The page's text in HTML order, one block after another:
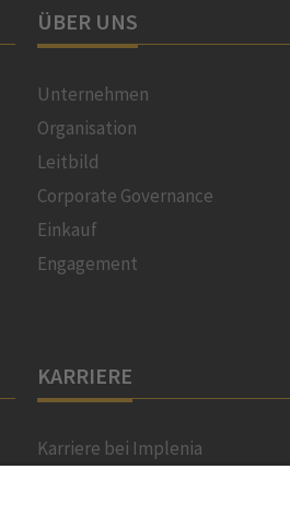
ÜBER UNS
Unternehmen
Organisation
Leitbild
Corporate Governance
Einkauf
Engagement
KARRIERE
Karriere bei Implenia